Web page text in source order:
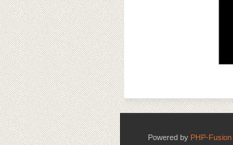
Powered by PHP-Fusion